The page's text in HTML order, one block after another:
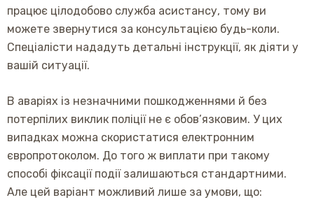
працює цілодобово служба асистансу, тому ви
можете звернутися за консультацією будь-коли.
Спеціалісти нададуть детальні інструкції, як діяти у
вашій ситуації.
В аваріях із незначними пошкодженнями й без
потерпілих виклик поліції не є обов’язковим. У цих
випадках можна скористатися електронним
європротоколом. До того ж виплати при такому
способі фіксації події залишаються стандартними.
Але цей варіант можливий лише за умови, що: